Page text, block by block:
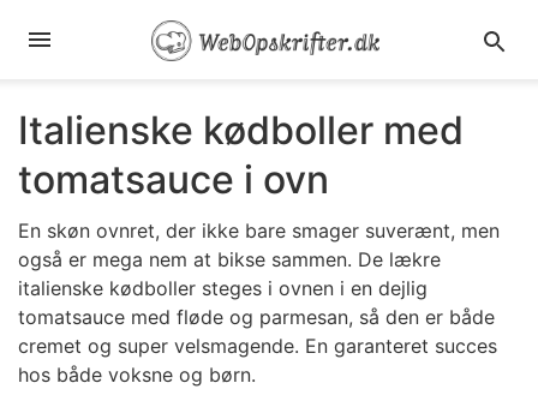
Italienske kødboller med
tomatsauce i ovn
En skøn ovnret, der ikke bare smager suverænt, men
også er mega nem at bikse sammen. De lækre
italienske kødboller steges i ovnen i en dejlig
tomatsauce med fløde og parmesan, så den er både
cremet og super velsmagende. En garanteret succes
hos både voksne og børn.